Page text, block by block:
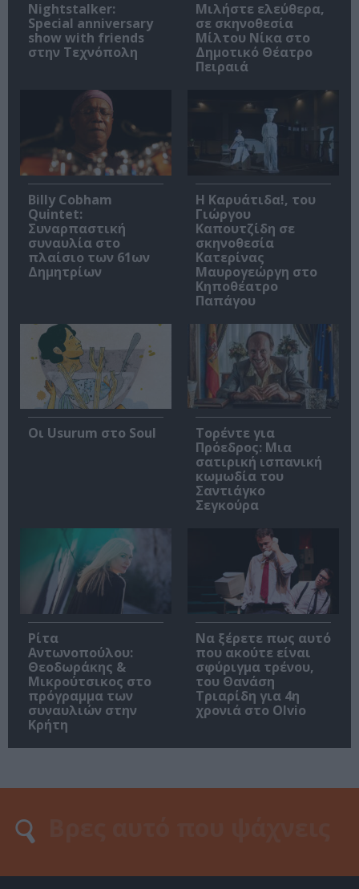
Nightstalker:
Special anniversary
show with friends
στην Τεχνόπολη
Μιλήστε ελεύθερα,
σε σκηνοθεσία
Μίλτου Νίκα στο
Δημοτικό Θέατρο
Πειραιά
Billy Cobham
Quintet:
Συναρπαστική
συναυλία στο
πλαίσιο των 61ων
Δημητρίων
Η Καρυάτιδα!, του
Γιώργου
Καπουτζίδη σε
σκηνοθεσία
Κατερίνας
Μαυρογεώργη στο
Κηποθέατρο
Παπάγου
Οι Usurum στο Soul
Τορέντε για
Πρόεδρος: Μια
σατιρική ισπανική
κωμωδία του
Σαντιάγκο
Σεγκούρα
Ρίτα
Αντωνοπούλου:
Θεοδωράκης &
Μικρούτσικος στο
πρόγραμμα των
συναυλιών στην
Κρήτη
Να ξέρετε πως αυτό
που ακούτε είναι
σφύριγμα τρένου,
του Θανάση
Τριαρίδη για 4η
χρονιά στο Olvio